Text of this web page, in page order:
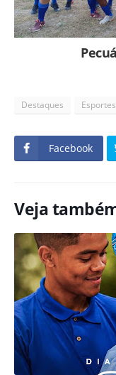
Destaques Esportes
Facebook
Veja